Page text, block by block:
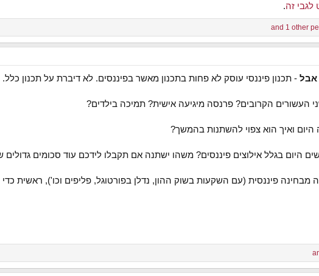
לגבי זה.
אבל - תכנון פיננסי עוסק לא פחות בתכנון מאשר בפיננסים. לא דיברת על תכנון כלל.
העשורים הקרובים? פרנסה מיגיעה אישית? תמיכה בילדים?
ואיך הוא צפוי להשתנות בהמשך?
היום בגלל אילוצים פיננסים? משהו ישתנה אם תקבלו לידכם עוד סכומים
מבחינה פיננסית (עם השקעות בשוק ההון, נדלן בפורטוגל, פליפים וכו'), ראשית